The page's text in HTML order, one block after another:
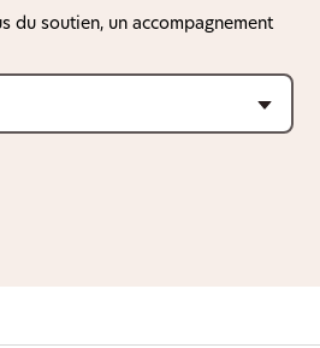
du soutien, un accompagnement